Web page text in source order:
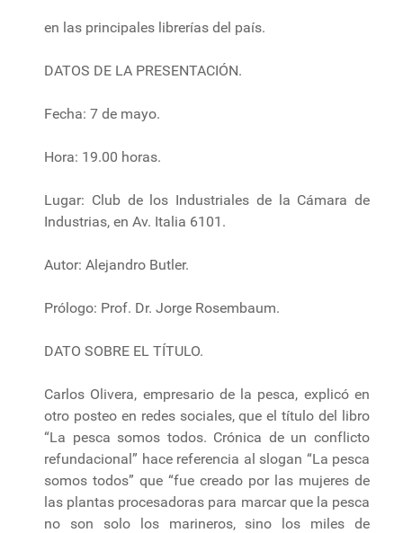
en las principales librerías del país.
DATOS DE LA PRESENTACIÓN.
Fecha: 7 de mayo.
Hora: 19.00 horas.
Lugar: Club de los Industriales de la Cámara de
Industrias, en Av. Italia 6101.
Autor: Alejandro Butler.
Prólogo: Prof. Dr. Jorge Rosembaum.
DATO SOBRE EL TÍTULO.
Carlos Olivera, empresario de la pesca, explicó en
otro posteo en redes sociales, que el título del libro
“La pesca somos todos. Crónica de un conflicto
refundacional” hace referencia al slogan “La pesca
somos todos” que “fue creado por las mujeres de
las plantas procesadoras para marcar que la pesca
no son solo los marineros, sino los miles de